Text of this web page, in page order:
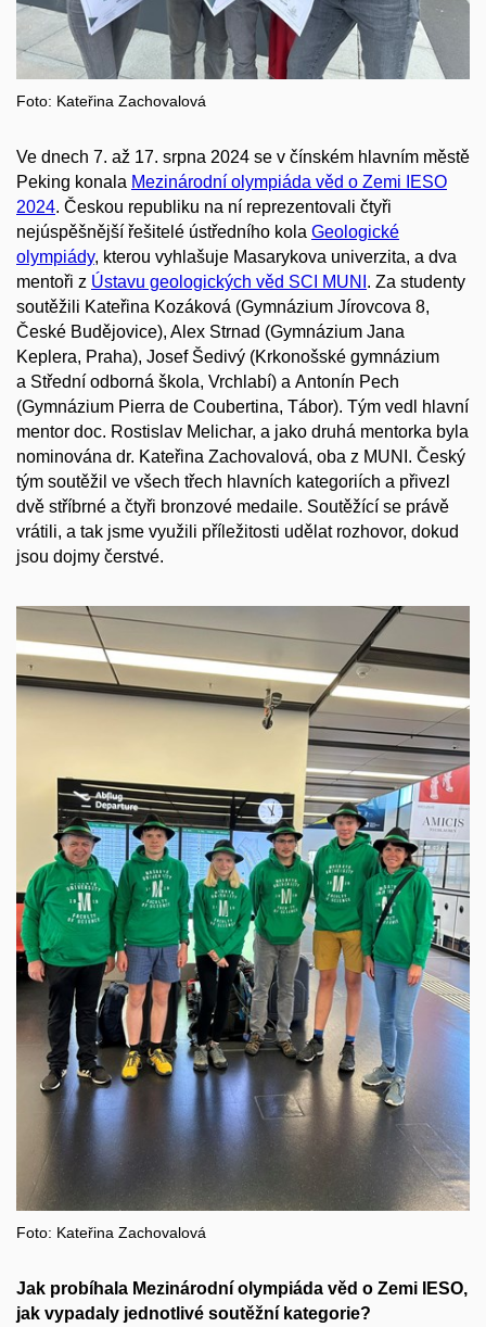
Foto: Kateřina Zachovalová
Ve dnech 7. až 17. srpna 2024 se v čínském hlavním městě
Peking konala Mezinárodní olympiáda věd o Zemi IESO
2024. Českou republiku na ní reprezentovali čtyři
nejúspěšnější řešitelé ústředního kola Geologické
olympiády, kterou vyhlašuje Masarykova univerzita, a dva
mentoři z Ústavu geologických věd SCI MUNI . Za studenty
soutěžili Kateřina Kozáková (Gymnázium Jírovcova 8,
České Budějovice), Alex Strnad (Gymnázium Jana
Keplera, Praha), Josef Šedivý (Krkonošské gymnázium
a Střední odborná škola, Vrchlabí) a Antonín Pech
(Gymnázium Pierra de Coubertina, Tábor). Tým vedl hlavní
mentor doc. Rostislav Melichar, a jako druhá mentorka byla
nominována dr. Kateřina Zachovalová, oba z MUNI. Český
tým soutěžil ve všech třech hlavních kategoriích a přivezl
dvě stříbrné a čtyři bronzové medaile. Soutěžící se právě
vrátili, a tak jsme využili příležitosti udělat rozhovor, dokud
jsou dojmy čerstvé.
Foto: Kateřina Zachovalová
Jak probíhala Mezinárodní olympiáda věd o Zemi IESO,
jak vypadaly jednotlivé soutěžní kategorie?